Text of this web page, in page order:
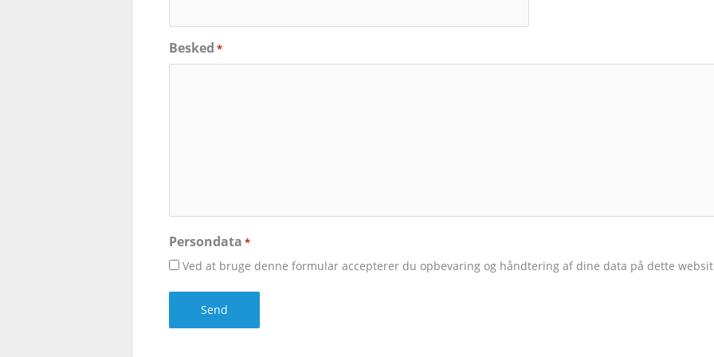
Besked *
Persondata *
Ved at bruge denne formular accepterer du opbevaring og håndtering af dine data på dette